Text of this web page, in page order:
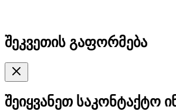
შეკვეთის გაფორმება
შეიყვანეთ საკონტაქტო